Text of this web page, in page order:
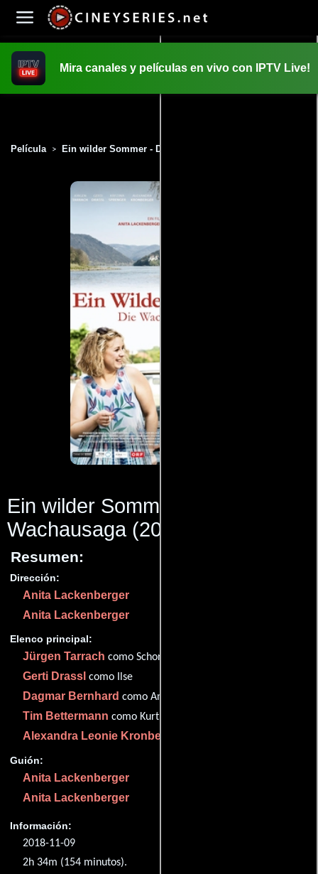
Mira canales y películas en vivo con IPTV Live!
Película > Ein wilder Sommer - Die Wachausaga (2018)
Ein wilder Sommer - Die
Wachausaga(2018)
Resumen:
Dirección:
Anita Lackenberger
Anita Lackenberger
Elenco principal:
Jürgen Tarrach como Schorsch
Gerti Drassl como Ilse
Dagmar Bernhard como Anna
Tim Bettermann como Kurt
Alexandra Leonie Kronberger
Guión:
Anita Lackenberger
Anita Lackenberger
Información:
2018-11-09
2h 34m (154 minutos).